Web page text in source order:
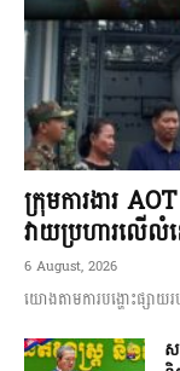
ក្រុមការងារ
វាយប្រហារលើលំ
6 August, 2026
យោងតាមការបង្ហោះផ្សាយ